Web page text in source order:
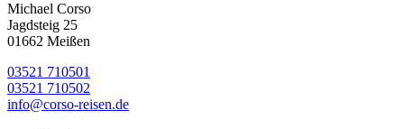
Michael Corso
Jagdsteig 25
01662 Meißen
03521 710501
03521 710502
info@corso-reisen.de